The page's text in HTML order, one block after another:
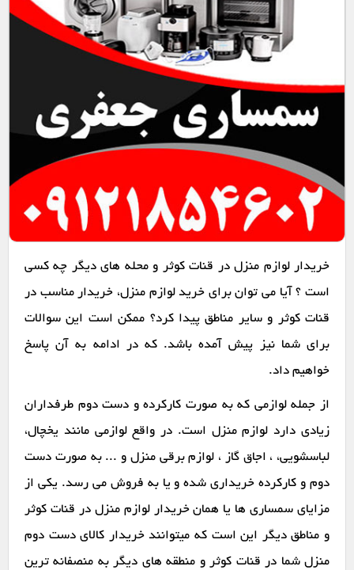
خریدار لوازم منزل در قنات کوثر و محله های دیگر چه کسی
است ؟ آیا می توان برای خرید لوازم منزل، خریدار مناسب در
قنات کوثر و سایر مناطق پیدا کرد؟ ممکن است این سوالات
برای شما نیز پیش آمده باشد. که در ادامه به آن پاسخ
خواهیم داد.
از جمله لوازمی که به صورت کارکرده و دست دوم طرفداران
زیادی دارد لوازم منزل است. در واقع لوازمی مانند یخچال،
لباسشویی، ، اجاق گاز ، لوازم برقی منزل و ... به صورت دست
دوم و کارکرده خریداری شده و یا به فروش می رسد. یکی از
مزایای سمساری ها یا همان خریدار لوازم منزل در قنات کوثر
و مناطق دیگر این است که میتوانند خریدار کالای دست دوم
منزل شما در قنات کوثر و منطقه های دیگر به منصفانه ترین